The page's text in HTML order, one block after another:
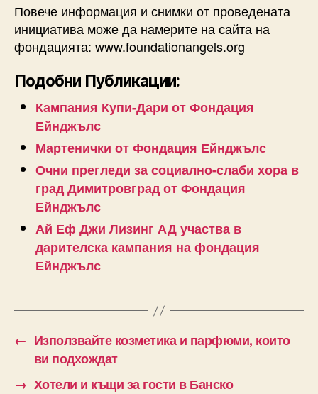
Повече информация и снимки от проведената
инициатива може да намерите на сайта на
фондацията: www.foundationangels.org
Подобни Публикации:
Кампания Купи-Дари от Фондация
Ейнджълс
Мартенички от Фондация Ейнджълс
Очни прегледи за социално-слаби хора в
град Димитровград от Фондация
Ейнджълс
Ай Еф Джи Лизинг АД участва в
дарителска кампания на фондация
Ейнджълс
← Използвайте козметика и парфюми, които
ви подхождат
→ Хотели и къщи за гости в Банско